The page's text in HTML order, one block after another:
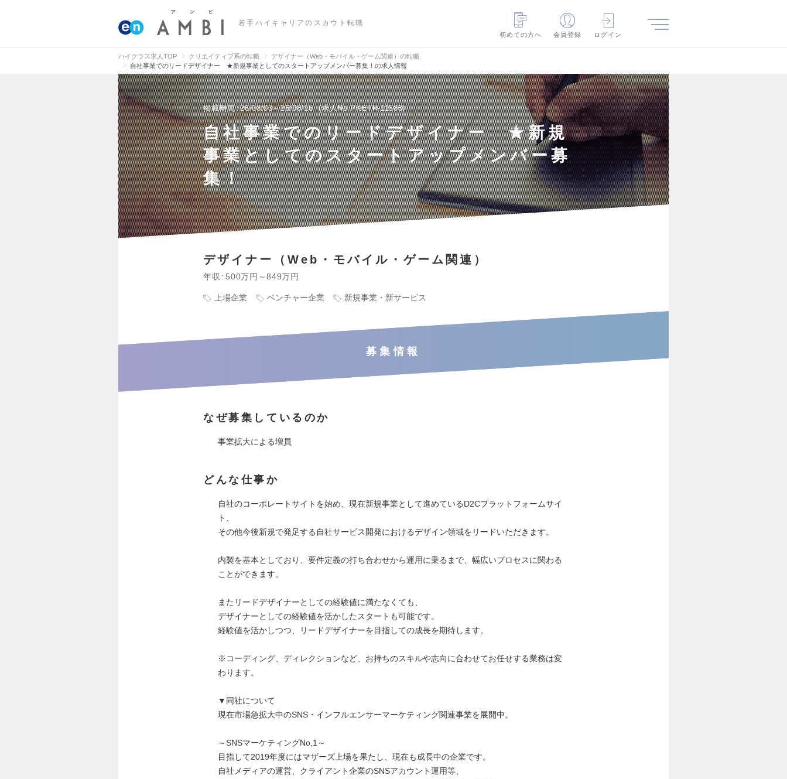
若手ハイキャリアのスカウト転職
初めての方へ
会員登録 ログイン
ハイクラス求人TOP クリエイティブ系の転職
デザイナー（Web・モバイル・ゲーム関連）の転職
自社事業でのリードデザイナー ★新規事業としてのスタートアップメンバー募集！の求人情報
掲載期間 26/08/03～26/08/16 求人No.PKETR-11588
自社事業でのリードデザイナー ★新規
事業としてのスタートアップメンバー募
集！
デザイナー（Web・モバイル・ゲーム関連）
年収 500万円～849万円
上場企業 ベンチャー企業 新規事業・新サービス
募集情報
なぜ募集しているのか
事業拡大による増員
どんな仕事か
自社のコーポレートサイトを始め、現在新規事業として進めているD2Cプラットフォームサイ
ト、
その他今後新規で発足する自社サービス開発におけるデザイン領域をリードいただきます。
内製を基本としており、要件定義の打ち合わせから運用に乗るまで、幅広いプロセスに関わる
ことができます。
またリードデザイナーとしての経験値に満たなくても、
デザイナーとしての経験値を活かしたスタートも可能です。
経験値を活かしつつ、リードデザイナーを目指しての成長を期待します。
※コーディング、ディレクションなど、お持ちのスキルや志向に合わせてお任せする業務は変
わります。
▼同社について
現在市場急拡大中のSNS・インフルエンサーマーケティング関連事業を展開中。
～SNSマーケティングNo,1～
目指して2019年度にはマザーズ上場を果たし、現在も成長中の企業です。
自社メディアの運営、クライアント企業のSNSアカウント運用等、